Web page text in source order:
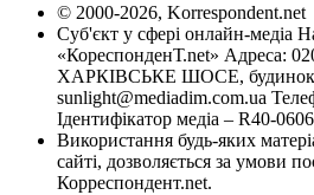
© 2000-2026, Korrespondent.net
Суб'єкт у сфері онлайн-медіа
«КореспонденТ.net» Адреса:
ХАРКІВСЬКЕ ШОСЕ, будинок
sunlight@mediadim.com.ua
Ідентифікатор медіа – R40-
Використання будь-яких
сайті, дозволяється за умови
Корреспондент.net.